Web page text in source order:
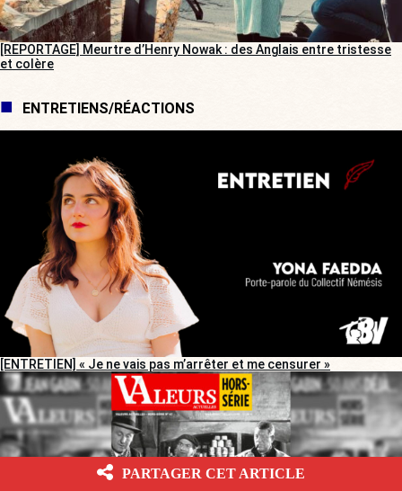
[REPORTAGE] Meurtre d’Henry Nowak : des Anglais entre tristesse
et colère
ENTRETIENS/RÉACTIONS
[ENTRETIEN] « Je ne vais pas m’arrêter et me censurer »
PARTAGER CET ARTICLE